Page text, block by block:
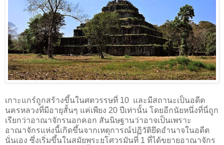
เกาะแกร์ถูกสร้างขึ้นในศตวรรษที่ 10 และมีสถานะเป็นอดีต
นครหลวงที่มีอายุสั้นๆ แค่เพียง 20 ปีเท่านั้น โดยอีกนัยหนึ่งที่นี่ถูก
เรียกว่าอาณาจักรนอกคอก สันนิษฐานว่าอาจเป็นเพราะ
อาณาจักรแห่งนี้เกิดขึ้นจากเหตุการณ์ปฏิวัติยึดอำนาจในอดีต
นั่นเอง ซึ่งเริ่มขึ้นในสมัยพระยโศวรมันที่ 1 ที่ได้ขยายอาณาจักร